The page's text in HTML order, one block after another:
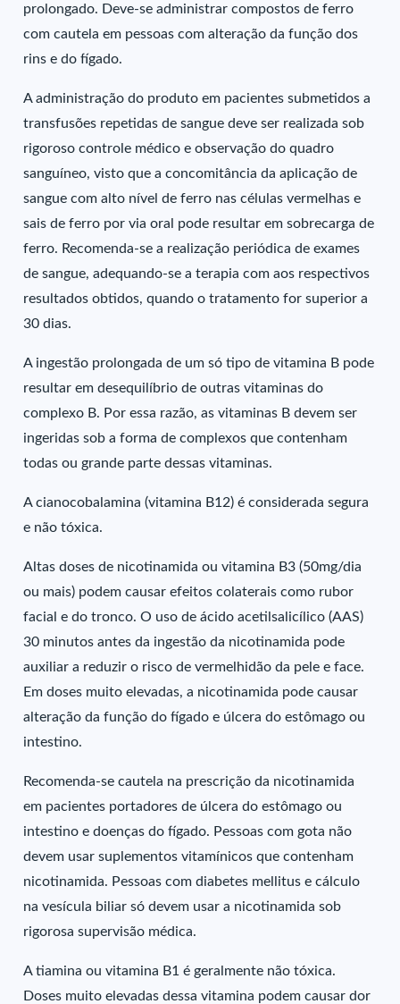
prolongado. Deve-se administrar compostos de ferro
com cautela em pessoas com alteração da função dos
rins e do fígado.
A administração do produto em pacientes submetidos a
transfusões repetidas de sangue deve ser realizada sob
rigoroso controle médico e observação do quadro
sanguíneo, visto que a concomitância da aplicação de
sangue com alto nível de ferro nas células vermelhas e
sais de ferro por via oral pode resultar em sobrecarga de
ferro. Recomenda-se a realização periódica de exames
de sangue, adequando-se a terapia com aos respectivos
resultados obtidos, quando o tratamento for superior a
30 dias.
A ingestão prolongada de um só tipo de vitamina B pode
resultar em desequilíbrio de outras vitaminas do
complexo B. Por essa razão, as vitaminas B devem ser
ingeridas sob a forma de complexos que contenham
todas ou grande parte dessas vitaminas.
A cianocobalamina (vitamina B12) é considerada segura
e não tóxica.
Altas doses de nicotinamida ou vitamina B3 (50mg/dia
ou mais) podem causar efeitos colaterais como rubor
facial e do tronco. O uso de ácido acetilsalicílico (AAS)
30 minutos antes da ingestão da nicotinamida pode
auxiliar a reduzir o risco de vermelhidão da pele e face.
Em doses muito elevadas, a nicotinamida pode causar
alteração da função do fígado e úlcera do estômago ou
intestino.
Recomenda-se cautela na prescrição da nicotinamida
em pacientes portadores de úlcera do estômago ou
intestino e doenças do fígado. Pessoas com gota não
devem usar suplementos vitamínicos que contenham
nicotinamida. Pessoas com diabetes mellitus e cálculo
na vesícula biliar só devem usar a nicotinamida sob
rigorosa supervisão médica.
A tiamina ou vitamina B1 é geralmente não tóxica.
Doses muito elevadas dessa vitamina podem causar dor